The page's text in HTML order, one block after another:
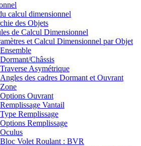
calcul dimensionnel
des Objets
de Calcul Dimensionnel
et Calcul Dimensionnel par Objet
Ensemble
Dormant/Châssis
Traverse Asymétrique
Angles des cadres Dormant et Ouvrant
Zone
Options Ouvrant
Remplissage Vantail
Type Remplissage
Options Remplissage
Oculus
Bloc Volet Roulant : BVR